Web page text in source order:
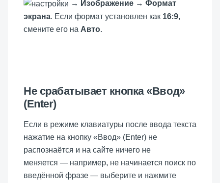
→ Изображение → Формат
экрана. Если формат установлен как 16:9,
смените его на Авто.
Не срабатывает кнопка «Ввод»
(Enter)
Если в режиме клавиатуры после ввода текста
нажатие на кнопку «Ввод» (Enter) не
распознаётся и на сайте ничего не
меняется — например, не начинается поиск по
введённой фразе — выберите и нажмите